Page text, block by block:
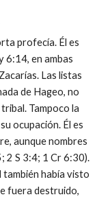
profecía. Él es
6:14, en ambas
Las listas
de Hageo, no
Tampoco la
ocupación. Él es
aunque nombres
2 S 3:4; 1 Cr 6:30).
también había visto
fuera destruido,